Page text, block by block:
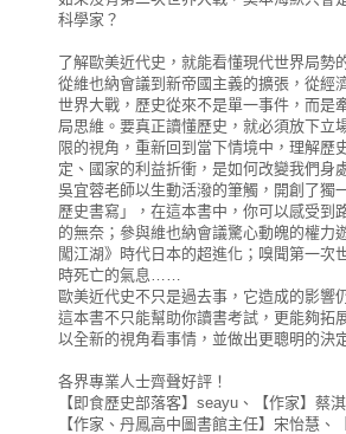
科學家？
了解歐美近代史，就能看懂現代世界局勢
從維也納會議到新帝國主義的擴張，從經
世界大戰，歷史從來不是單一事件，而是
局思維。要真正讀懂歷史，就必須放下立
限的視角，重新回到當下情境中，理解歷
定、國家的利益折衝，是如何改變我們身
吳宜蓉老師以生動活潑的筆觸，開創了獨
歷史書寫」，在這本書中，你可以感受到
的無奈；參與維也納會議驚心動魄的權力
闖江湖》時代日本的超進化；嗅聞第一次
時死亡的氣息……
歐美近代史不只是過去事，它造成的影響
這本書不只能幫助你讀書考試，更能夠拓
以全新的視角看事情，並做出更聰明的決
各界專業人士齊聲好評！
【即食歷史部落客】seayu、【作家】蔡
【作家、丹鳳高中圖書館主任】宋怡慧、